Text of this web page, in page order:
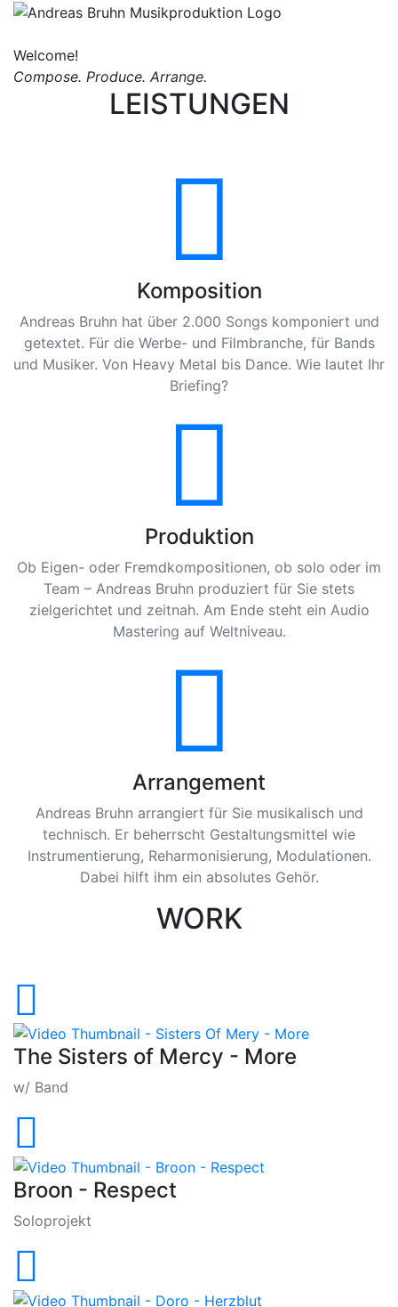
Andreas Bruhn
Welcome!
Compose. Produce. Arrange.
LEISTUNGEN
Komposition
Andreas Bruhn hat über 2.000 Songs komponiert und
getextet. Für die Werbe- und Filmbranche, für Bands
und Musiker. Von Heavy Metal bis Dance. Wie lautet Ihr
Briefing?
Produktion
Ob Eigen- oder Fremdkompositionen, ob solo oder im
Team – Andreas Bruhn produziert für Sie stets
zielgerichtet und zeitnah. Am Ende steht ein Audio
Mastering auf Weltniveau.
Arrangement
Andreas Bruhn arrangiert für Sie musikalisch und
technisch. Er beherrscht Gestaltungsmittel wie
Instrumentierung, Reharmonisierung, Modulationen.
Dabei hilft ihm ein absolutes Gehör.
WORK
The Sisters of Mercy - More
w/ Band
Broon - Respect
Soloprojekt